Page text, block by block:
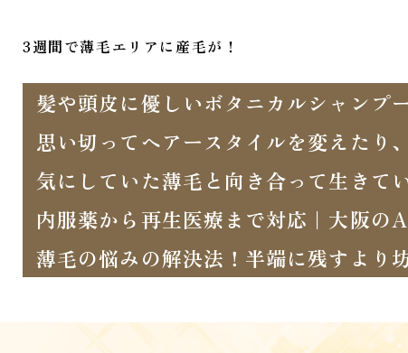
3週間で薄毛エリアに産毛が！
髪や頭皮に優しいボタニカルシャンプ
思い切ってヘアースタイルを変えたり
気にしていた薄毛と向き合って生きて
内服薬から再生医療まで対応｜大阪の
薄毛の悩みの解決法！半端に残すより